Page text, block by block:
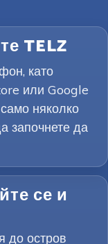
TELZ
като
или Google
няколко
започнете да
се и
до остров